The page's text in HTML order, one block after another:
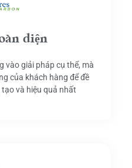
diện
vào giải pháp cụ thể, mà
của khách hàng để đề
và hiệu quả nhất